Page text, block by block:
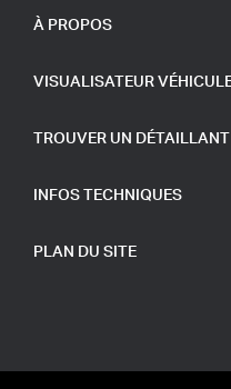
À PROPOS
VISUALISATEUR
TROUVER UN DÉTAILLANT
INFOS TECHNIQUES
PLAN DU SITE